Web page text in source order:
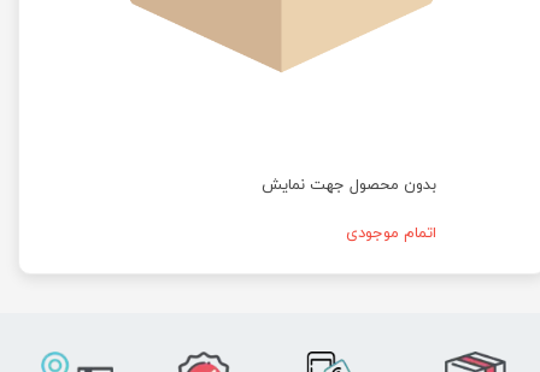
بدون محصول جهت نمایش
اتمام موجودی